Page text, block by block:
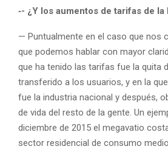
‑- ¿Y los aumentos de tarifas de la
— Puntualmente en el caso que nos
que podemos hablar con mayor
que ha tenido las tarifas fue la quita
transferido a los usuarios, y en la
fue la industria nacional y después,
de vida del resto de la gente. Un
diciembre de 2015 el megavatio
sector residencial de consumo